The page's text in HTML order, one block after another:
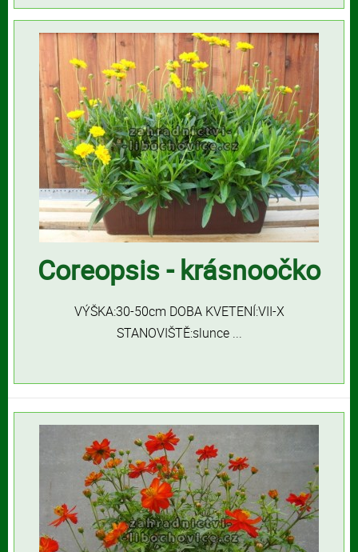
Coreopsis - krásnoočko
VÝŠKA:30-50cm DOBA KVETENÍ:VII-X
STANOVIŠTĚ:slunce ...